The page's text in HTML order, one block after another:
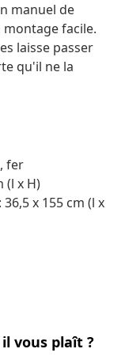
manuel de
facile.
laisse passer
qu'il ne la
fer
(l x H)
x 155 cm (l x
vous plaît ?